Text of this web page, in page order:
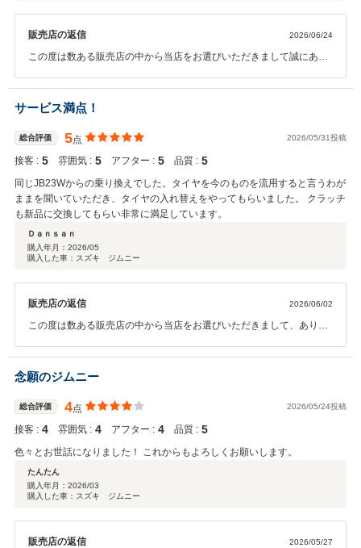
販売店の返信 2026/06/24
この度は数ある販売店の中から当店をお選びいただきまして誠にあり
をいただき、スタッフ一同大変うれしく思います。ご友人様もトヨタ
の中古車とのことで、ありがとうございます。安心して納得して購入
できたとのことで何よりでございます。今後もテンポよく対応させて
いただきたいと思っております。引き続きよろしくお願いいたしま
す。
サービス満点！
総合評価 5点 2026/05/31投稿
接客 : 5 雰囲気 : 5 アフター : 5 品質 : 5
同じJB23Wからの乗り換えでした。タイヤを今のものを流用すると言うわが
ままを聞いていただき、タイヤの入れ替えをやってもらいました。 クラッチ
も新品に交換してもらい非常に満足しています。
Ｄａｎｓａｎ
購入年月： 2026/05
購入した車：スズキ ジムニー
販売店の返信 2026/06/02
この度は数ある販売店の中から当店をお選びいただきまして、ありが
いただき、スタッフ一同大変うれしく思います。できるだけお客様の
ご要望に沿うよう運営しております。ご満足いただけまして何よりで
ございます。今後とも何かございましたらご連絡ください。引き続き
よろしくお願いいたします。
念願のジムニー
総合評価 4点 2026/05/24投稿
接客 : 4 雰囲気 : 4 アフター : 4 品質 : 5
色々とお世話になりました！ これからもよろしくお願いします。
たんたん
購入年月： 2026/03
購入した車：スズキ ジムニー
販売店の返信 2026/05/27